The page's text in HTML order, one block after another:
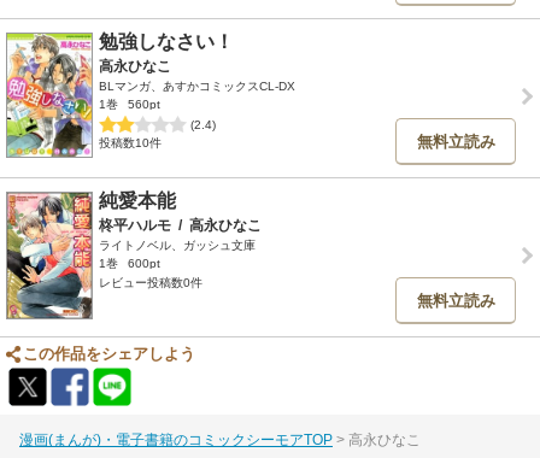
勉強しなさい！
高永ひなこ
BLマンガ、あすかコミックスCL-DX
1巻
560pt
(2.4)
投稿数10件
無料立読み
純愛本能
柊平ハルモ / 高永ひなこ
ライトノベル、ガッシュ文庫
1巻
600pt
レビュー投稿数0件
無料立読み
この作品をシェアしよう
漫画(まんが)・電子書籍のコミックシーモアTOP 高永ひなこ